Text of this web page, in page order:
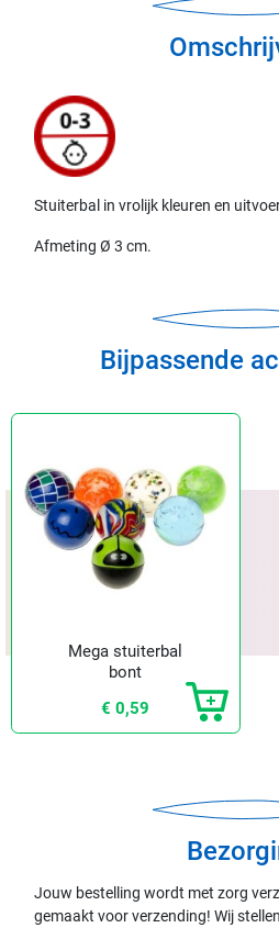
Stuiterbal in vrolijk kleuren en
Afmeting Ø 3 cm.
Bijpassende
Mega stuiterbal
bont
€ 0,59
Jouw bestelling wordt met zorg
gemaakt voor verzending! Wij